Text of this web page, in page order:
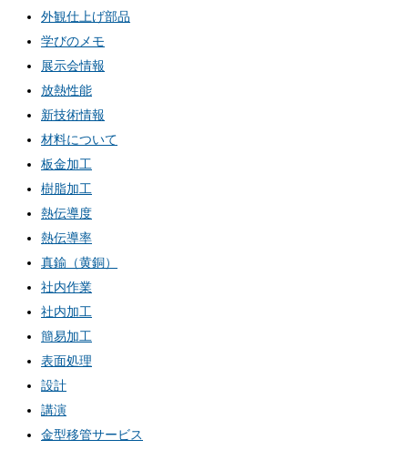
外観仕上げ部品
学びのメモ
展示会情報
放熱性能
新技術情報
材料について
板金加工
樹脂加工
熱伝導度
熱伝導率
真鍮（黄銅）
社内作業
社内加工
簡易加工
表面処理
設計
講演
金型移管サービス